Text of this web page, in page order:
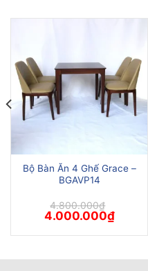
Bộ Bàn Ăn 4 Ghế Grace –
BGAVP14
4.800.000₫
Giá
gốc
là:
4.000.000₫Giá
hiện
tại